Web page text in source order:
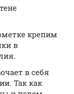
крепим
в
в себя
Так как